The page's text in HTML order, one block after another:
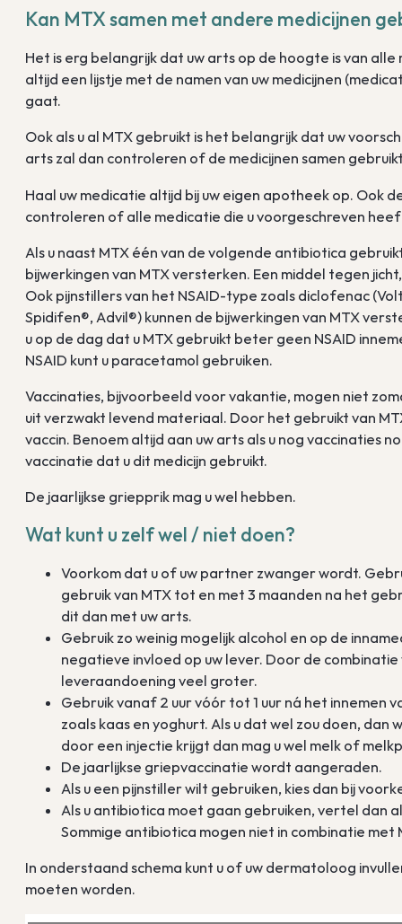
Kan MTX samen met andere medicijnen
Het is erg belangrijk dat uw arts op de hoogte is van
altijd een lijstje met de namen van uw medicijnen
gaat.
Ook als u al MTX gebruikt is het belangrijk dat uw
arts zal dan controleren of de medicijnen samen
Haal uw medicatie altijd bij uw eigen apotheek op. Ook
controleren of alle medicatie die u voorgeschreven
Als u naast MTX één van de volgende antibiotica
bijwerkingen van MTX versterken. Een middel tegen
Ook pijnstillers van het NSAID-type zoals diclofenac
Spidifen®, Advil®) kunnen de bijwerkingen van MTX
u op de dag dat u MTX gebruikt beter geen NSAID
NSAID kunt u paracetamol gebruiken.
Vaccinaties, bijvoorbeeld voor vakantie, mogen niet
uit verzwakt levend materiaal. Door het gebruikt van
vaccin. Benoem altijd aan uw arts als u nog vaccinaties
vaccinatie dat u dit medicijn gebruikt.
De jaarlijkse griepprik mag u wel hebben.
Wat kunt u zelf wel / niet doen?
Voorkom dat u of uw partner zwanger wordt.
gebruik van MTX tot en met 3 maanden na het
dit dan met uw arts.
Gebruik zo weinig mogelijk alcohol en op de
negatieve invloed op uw lever. Door de combinatie
leveraandoening veel groter.
Gebruik vanaf 2 uur vóór tot 1 uur ná het
zoals kaas en yoghurt. Als u dat wel zou doen,
door een injectie krijgt dan mag u wel melk of
De jaarlijkse griepvaccinatie wordt aangeraden.
Als u een pijnstiller wilt gebruiken, kies dan bij
Als u antibiotica moet gaan gebruiken, vertel dan
Sommige antibiotica mogen niet in combinatie met
In onderstaand schema kunt u of uw dermatoloog
moeten worden.